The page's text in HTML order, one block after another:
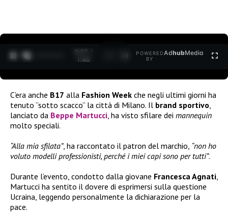
0:28 /
1:40
POWERED
BY
AdhubMedia
C’era anche B17 alla Fashion Week che negli ultimi giorni ha
tenuto “sotto scacco” la città di Milano. Il brand sportivo
lanciato da Beppe Martucci , ha visto sfilare dei mannequin
molto speciali.
“Alla mia sfilata”, ha raccontato il patron del marchio, “non ho
voluto modelli professionisti, perché i miei capi sono per tutti”.
Durante l’evento, condotto dalla giovane Francesca Agnati
Martucci ha sentito il dovere di esprimersi sulla questione
Ucraina, leggendo personalmente la dichiarazione per la
pace.